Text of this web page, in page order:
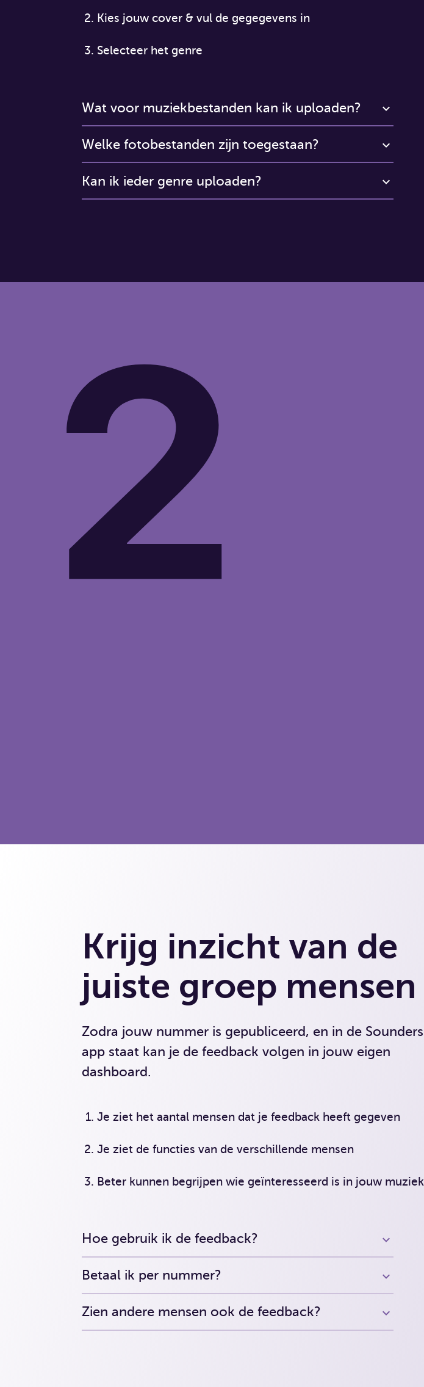
Kies jouw cover & vul de gegegevens in
Selecteer het genre
Wat voor muziekbestanden kan ik uploaden?
Welke fotobestanden zijn toegestaan?
Kan ik ieder genre uploaden?
Krijg inzicht van de
juiste groep mensen
Zodra jouw nummer is gepubliceerd, en in de Sounders
app staat kan je de feedback volgen in jouw eigen
dashboard.
Je ziet het aantal mensen dat je feedback heeft gegeven
Je ziet de functies van de verschillende mensen
Beter kunnen begrijpen wie geïnteresseerd is in jouw muziek
Hoe gebruik ik de feedback?
Betaal ik per nummer?
Zien andere mensen ook de feedback?